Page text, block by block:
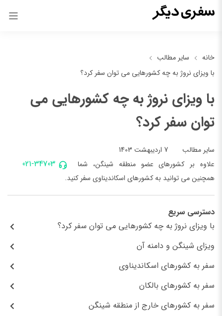
خانه
سایر مطالب
با ویزای نروژ به چه کشورهایی می توان سفر کرد؟
با ویزای نروژ به چه کشورهایی می
توان سفر کرد؟
سایر مطالب 7 اردیبهشت 1403
021-34703
علاوه بر کشورهای عضو منطقه شینگن، شما
همچنین می توانید به کشورهای اسکاندیناوی سفر کنید.
دسترسی سریع
با ویزای نروژ به چه کشورهایی می توان سفر کرد؟
ویزای شینگن و دامنه آن
سفر به کشورهای اسکاندیناوی
سفر به کشورهای بالکان
سفر به کشورهای خارج از منطقه شینگن